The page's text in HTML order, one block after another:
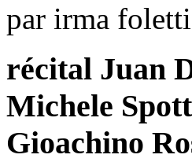
par irma foletti
récital Juan
Michele
Gioachino